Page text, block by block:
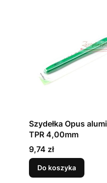
Szydełka Opus
TPR 4,00mm
Cena
9,74 zł
Do koszyka